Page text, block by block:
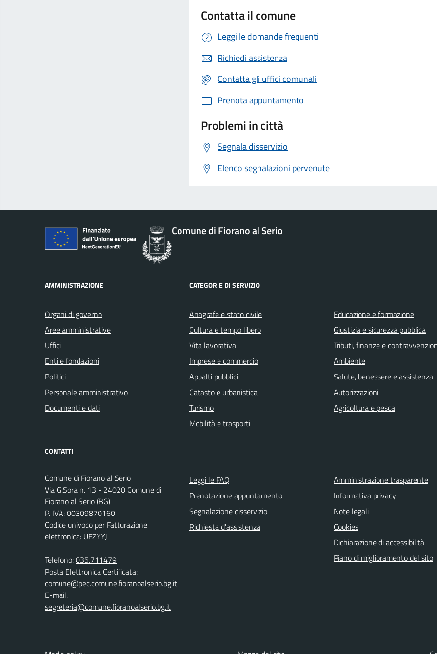
Contatta il comune
Leggi le domande frequenti
Richiedi assistenza
Contatta gli uffici comunali
Prenota appuntamento
Problemi in città
Segnala disservizio
Elenco segnalazioni pervenute
Comune di Fiorano al Serio
AMMINISTRAZIONE
Organi di governo
Aree amministrative
Uffici
Enti e fondazioni
Politici
Personale amministrativo
Documenti e dati
CATEGORIE DI SERVIZIO
Anagrafe e stato civile
Cultura e tempo libero
Vita lavorativa
Imprese e commercio
Appalti pubblici
Catasto e urbanistica
Turismo
Mobilità e trasporti
Educazione e formazione
Giustizia e sicurezza pubblica
Tributi, finanze e
Ambiente
Salute, benessere e assistenza
Autorizzazioni
Agricoltura e pesca
CONTATTI
Comune di Fiorano al Serio
Via G.Sora n. 13 - 24020 Comune di
Fiorano al Serio (BG)
P. IVA: 00309870160
Codice univoco per Fatturazione
elettronica: UFZYYJ
Telefono:035.711479
Posta Elettronica Certificata:
comune@pec.comune.fioranoalserio.bg.it
E-mail:
segreteria@comune.fioranoalserio.bg.it
Leggi le FAQ
Prenotazione appuntamento
Segnalazione disservizio
Richiesta d'assistenza
Amministrazione trasparente
Informativa privacy
Note legali
Cookies
Dichiarazione di accessibilità
Piano di miglioramento del sito